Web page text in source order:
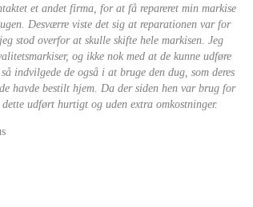
et andet firma, for at få repareret min markise
Desværre viste det sig at reparationen var for
stod overfor at skulle skifte hele markisen. Jeg
og ikke nok med at de kunne udføre
indvilgede de også i at bruge den dug, som deres
havde bestilt hjem. Da der siden hen var brug for
udført hurtigt og uden extra omkostninger.